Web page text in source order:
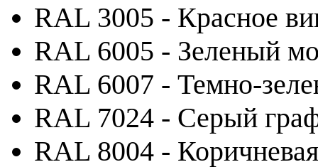
RAL 3005 - Красное
RAL 6005 - Зеленый
RAL 6007 - Темно-
RAL 7024 - Серый
RAL 8004 -